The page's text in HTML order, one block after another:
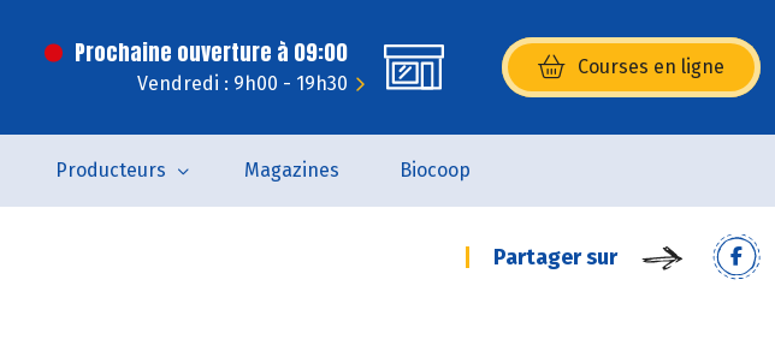
Prochaine ouverture à 09:00
Vendredi : 9h00 - 19h30
Courses en ligne
(s’ouvre dans une nouvelle
Producteurs Magazines Biocoop
Partager sur